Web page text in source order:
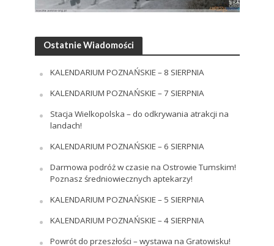
Ostatnie Wiadomości
KALENDARIUM POZNAŃSKIE – 8 SIERPNIA
KALENDARIUM POZNAŃSKIE – 7 SIERPNIA
Stacja Wielkopolska – do odkrywania atrakcji na
landach!
KALENDARIUM POZNAŃSKIE – 6 SIERPNIA
Darmowa podróż w czasie na Ostrowie Tumskim!
Poznasz średniowiecznych aptekarzy!
KALENDARIUM POZNAŃSKIE – 5 SIERPNIA
KALENDARIUM POZNAŃSKIE – 4 SIERPNIA
Powrót do przeszłości – wystawa na Gratowisku!